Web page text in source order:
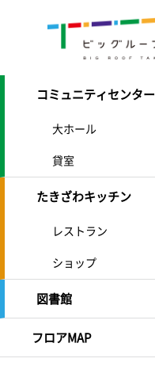
コミュニティセンター
大ホール
貸室
たきざわキッチン
レストラン
ショップ
図書館
フロアMAP